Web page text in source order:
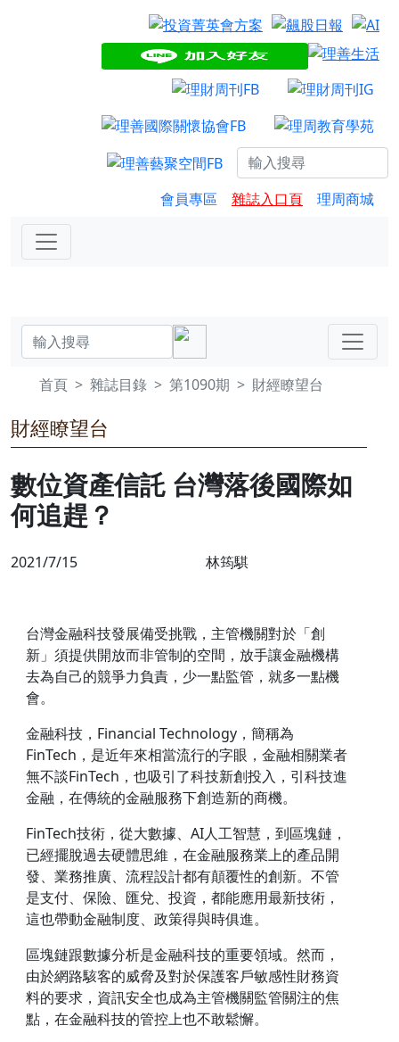
會員專區 雜誌入口頁 理周商城
首頁 雜誌目錄 第1090期 財經瞭望台
財經瞭望台
數位資產信託 台灣落後國際如
何追趕？
2021/7/15 林筠騏
台灣金融科技發展備受挑戰，主管機關對於「創
新」須提供開放而非管制的空間，放手讓金融機構
去為自己的競爭力負責，少一點監管，就多一點機
會。
金融科技，Financial Technology，簡稱為
FinTech，是近年來相當流行的字眼，金融相關業者
無不談FinTech，也吸引了科技新創投入，引科技進
金融，在傳統的金融服務下創造新的商機。
FinTech技術，從大數據、AI人工智慧，到區塊鏈，
已經擺脫過去硬體思維，在金融服務業上的產品開
發、業務推廣、流程設計都有顛覆性的創新。不管
是支付、保險、匯兌、投資，都能應用最新技術，
這也帶動金融制度、政策得與時俱進。
區塊鏈跟數據分析是金融科技的重要領域。然而，
由於網路駭客的威脅及對於保護客戶敏感性財務資
料的要求，資訊安全也成為主管機關監管關注的焦
點，在金融科技的管控上也不敢鬆懈。